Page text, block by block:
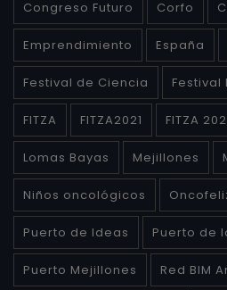
Congreso Futuro Corfo
Emprendimiento España
Festival de Ciencia
FITZA FITZA2021 FITZA
Lomas Bayas Mejillones
Niños oncológicos
Puerto de Ideas Puerto de
Puerto Mejillones Red BIM